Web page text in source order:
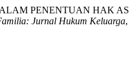
PENENTUAN HAK
Jurnal Hukum Keluarga